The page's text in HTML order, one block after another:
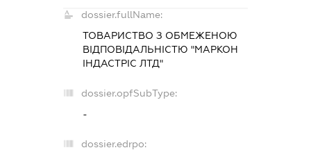
dossier.fullName:
ТОВАРИСТВО З ОБМЕЖЕНОЮ
ВІДПОВІДАЛЬНІСТЮ "МАРКОН
ІНДАСТРІС ЛТД"
dossier.opfSubType:
-
dossier.edrpo: